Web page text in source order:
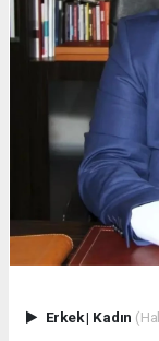
Erkek| Kadın